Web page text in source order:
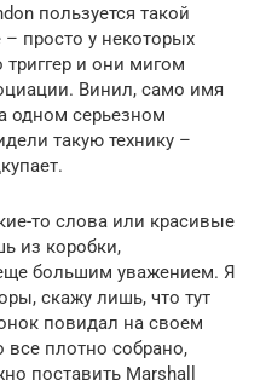
пользуется такой
просто у некоторых
и они мигом
Винил, само имя
одном серьезном
такую технику –
то слова или красивые
из коробки,
большим уважением. Я
скажу лишь, что тут
повидал на своем
все плотно собрано,
поставить Marshall